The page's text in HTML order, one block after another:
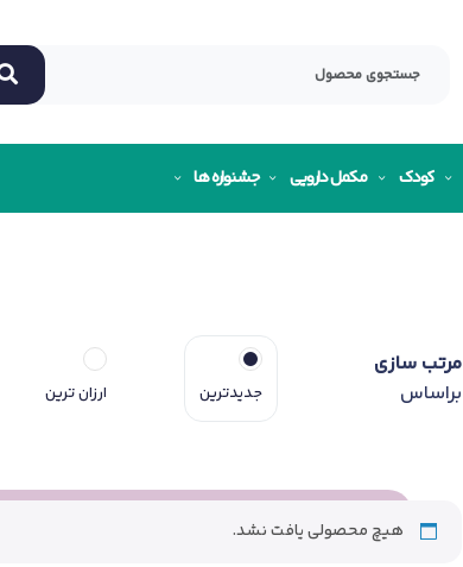
کودک مکمل دارویی جشنواره ها
مرتب سازی
براساس
جدیدترین ارزان ترین
هیچ محصولی یافت نشد.